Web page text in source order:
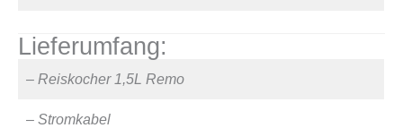
Lieferumfang:
– Reiskocher 1,5L Remo
– Stromkabel